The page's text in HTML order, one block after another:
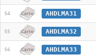
54 Carte AHDLMA31
55 Carte AHDLMA32
56 Carte AHDLMA33